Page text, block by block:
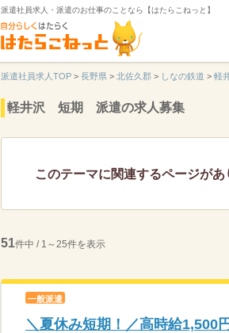
派遣社員求人・派遣のお仕事のことなら【はたらこねっと】
派遣社員求人TOP > 長野県 > 北佐久郡 > しなの鉄道 > 軽
軽井沢 短期 派遣の求人募集
このテーマに関連するページがあ
51件中 / 1～25件を表示
一般派遣
＼夏休み短期！／高時給